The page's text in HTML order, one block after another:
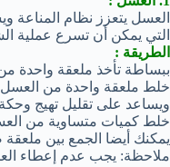
العسل يتعزز نظام المناعة
التي يمكن أن تسرع عملية
الطريقة :
ببساطة تأخذ ملعقة واحدة
خلط ملعقة واحدة من
ويساعد على تقليل تهيج
خلط كميات متساوية من
يمكنك أيضا الجمع بين
ملاحظة: يجب عدم إعطاء